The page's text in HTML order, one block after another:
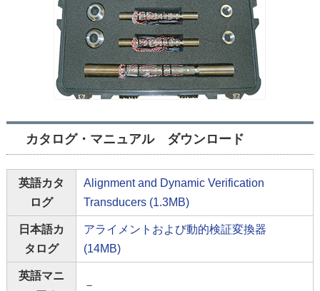
カタログ・マニュアル ダウンロード
英語カタ
ログ
Alignment and Dynamic Verification
Transducers (1.3MB)
日本語カ
タログ
アライメントおよび動的検証変換器
(14MB)
英語マニ
－